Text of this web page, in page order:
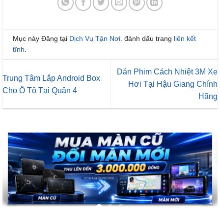
Mục này Đăng tại Dịch Vụ Tận Nơi . đánh dấu trang liên kết
tĩnh
Trung Tâm Lắp Android Box
Cho Ô Tô Tại Quận 4
Dán Phim Cách Nhiệt 3M Xe
Hơi Tại Hậu Giang Chính
Hãng